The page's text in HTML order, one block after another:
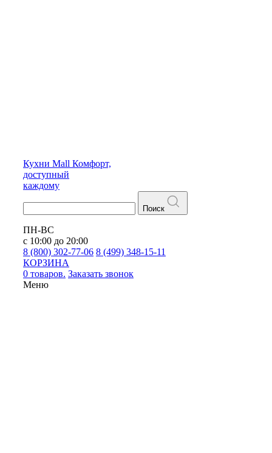
Кухни Mall Комфорт,
доступный
каждому
Поиск
ПН-ВС
с 10:00 до 20:00
8 (800) 302-77-06 8 (499) 348-15-11
КОРЗИНА
0 товаров. Заказать звонок
Меню